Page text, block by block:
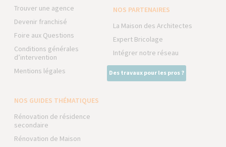
Trouver une agence
Devenir franchisé
Foire aux Questions
Conditions générales
d’intervention
Mentions légales
NOS PARTENAIRES
La Maison des Architectes
Expert Bricolage
Intégrer notre réseau
Des travaux pour les pros ?
NOS GUIDES THÉMATIQUES
Rénovation de résidence
secondaire
Rénovation de Maison